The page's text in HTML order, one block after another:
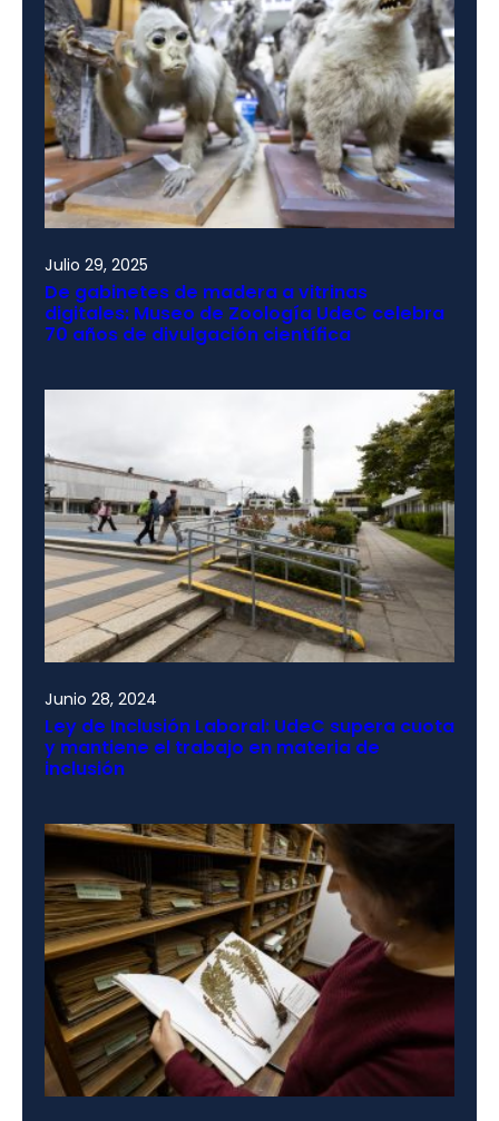
Julio 29, 2025
De gabinetes de madera a vitrinas
digitales: Museo de Zoología UdeC celebra
70 años de divulgación científica
Junio 28, 2024
Ley de Inclusión Laboral: UdeC supera cuota
y mantiene el trabajo en materia de
inclusión